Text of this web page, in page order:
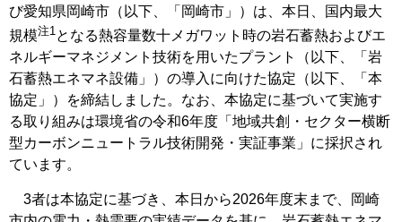
び愛知県岡崎市（以下、「岡崎市」）は、本日、国内最大
規模注1となる熱容量数十メガワット時の岩石蓄熱およびエ
ネルギーマネジメント技術を用いたプラント（以下、「岩
石蓄熱エネマネ設備」）の導入に向けた協定（以下、「本
協定」）を締結しました。なお、本協定に基づいて実施す
る取り組みは環境省の令和6年度「地域共創・セクター横断
型カーボンニュートラル技術開発・実証事業」に採択され
ています。
3者は本協定に基づき、本日から2026年度末まで、岡崎